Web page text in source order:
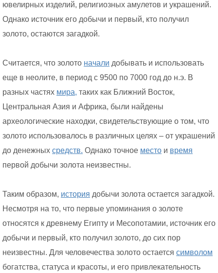
ювелирных изделий, религиозных амулетов и украшений.
Однако источник его добычи и первый, кто получил
золото, остаются загадкой.
Считается, что золото начали добывать и использовать
еще в неолите, в период с 9500 по 7000 год до н.э. В
разных частях мира, таких как Ближний Восток,
Центральная Азия и Африка, были найдены
археологические находки, свидетельствующие о том, что
золото использовалось в различных целях – от украшений
до денежных средств. Однако точное место и время
первой добычи золота неизвестны.
Таким образом, история добычи золота остается загадкой.
Несмотря на то, что первые упоминания о золоте
относятся к древнему Египту и Месопотамии, источник его
добычи и первый, кто получил золото, до сих пор
неизвестны. Для человечества золото остается символом
богатства, статуса и красоты, и его привлекательность